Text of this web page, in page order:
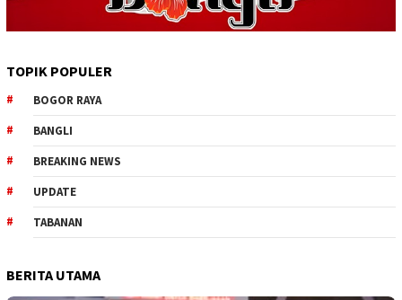
TOPIK POPULER
BOGOR RAYA
BANGLI
BREAKING NEWS
UPDATE
TABANAN
BERITA UTAMA